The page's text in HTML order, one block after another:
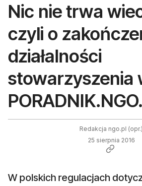
Nic nie trwa
czyli o
działalności
stowarzyszenia
Redakcja ngo.pl (opr.)
25 sierpnia 2016
W polskich regulacjach